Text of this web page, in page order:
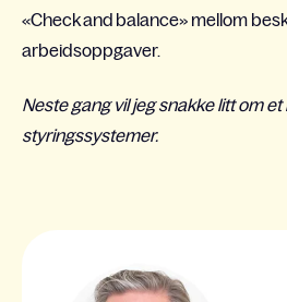
«Check and balance» mellom
arbeidsoppgaver.
Neste gang vil jeg snakke litt om
styringssystemer.